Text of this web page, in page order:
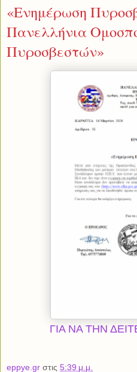
«Ενημέρωση
Πανελλήνια
Πυροσβεστών»
ΓΙΑ ΝΑ ΤΗΝ
eppye.gr στις 5:39 μ.μ.